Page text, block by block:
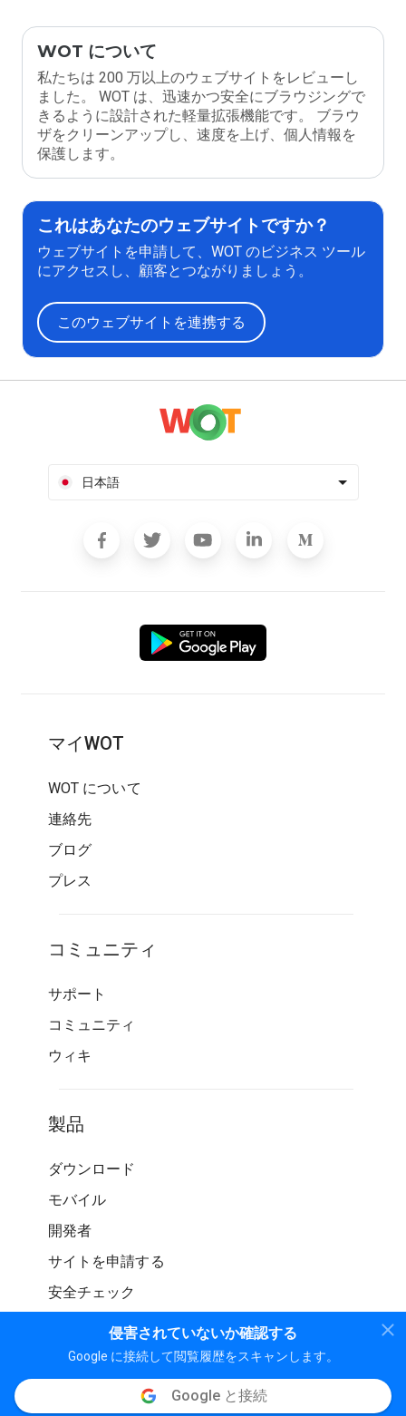
侵害されていないか確認する
Google に接続して閲覧履歴をスキャンします。
Google と接続
WOT について
私たちは 200 万以上のウェブサイトをレビューし
ました。 WOT は、迅速かつ安全にブラウジングで
きるように設計された軽量拡張機能です。 ブラウ
ザをクリーンアップし、速度を上げ、個人情報を
保護します。
これはあなたのウェブサイトですか？
ウェブサイトを申請して、WOT のビジネス ツール
にアクセスし、顧客とつながりましょう。
このウェブサイトを連携する
日本語
マイWOT
WOT について
連絡先
ブログ
プレス
コミュニティ
サポート
コミュニティ
ウィキ
製品
ダウンロード
モバイル
開発者
サイトを申請する
安全チェック
© WOT サービス LP。 無断転載を禁じます